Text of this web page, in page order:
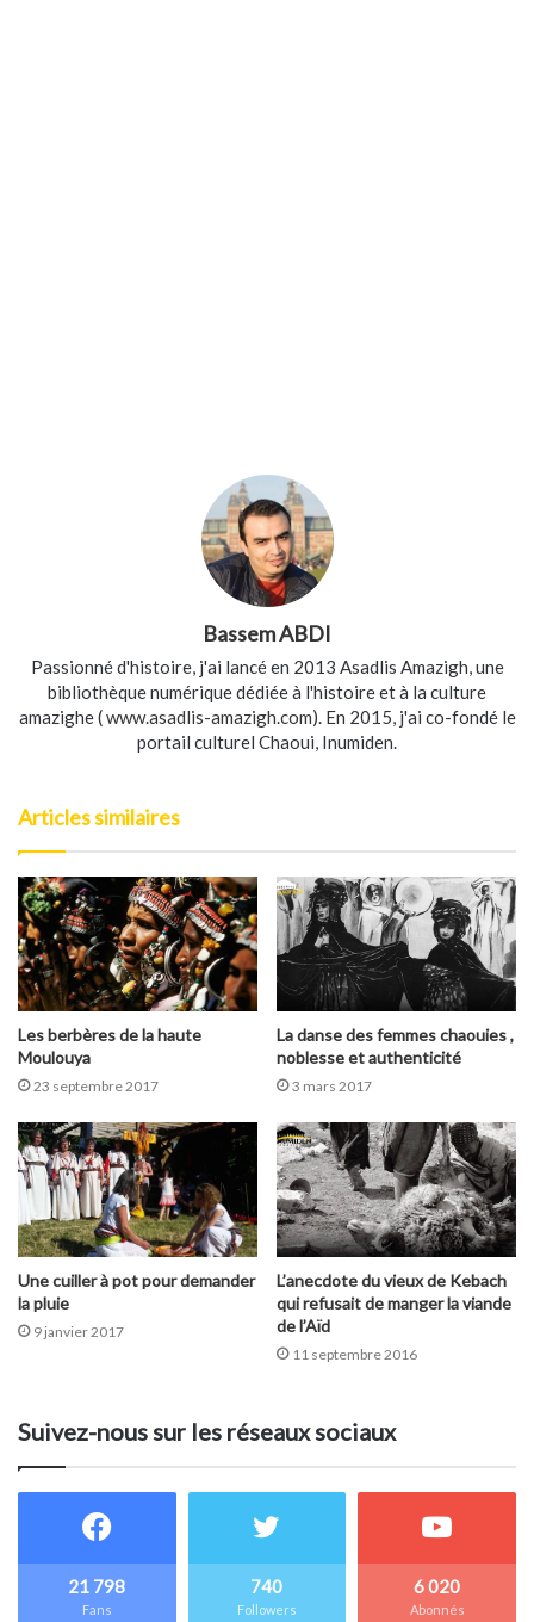
Bassem ABDI
Passionné d'histoire, j'ai lancé en 2013 Asadlis Amazigh, une
bibliothèque numérique dédiée à l'histoire et à la culture
amazighe (www.asadlis-amazigh.com). En 2015, j'ai co-fondé le
portail culturel Chaoui, Inumiden.
Articles similaires
Les berbères de la haute
Moulouya
23 septembre 2017
La danse des femmes chaouies ,
noblesse et authenticité
3 mars 2017
Une cuiller à pot pour demander
la pluie
9 janvier 2017
L’anecdote du vieux de Kebach
qui refusait de manger la viande
de l’Aïd
11 septembre 2016
Suivez-nous sur les réseaux sociaux
21 798
Fans
740
Followers
6 020
Abonnés